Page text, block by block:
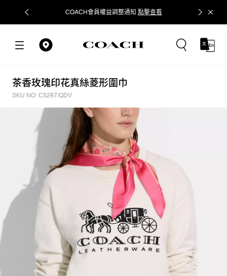
COACH會員權益調整通知 點擊查看 立即追蹤
茶香玫瑰印花真絲菱形圍巾
SKU NO: C5287/QDV